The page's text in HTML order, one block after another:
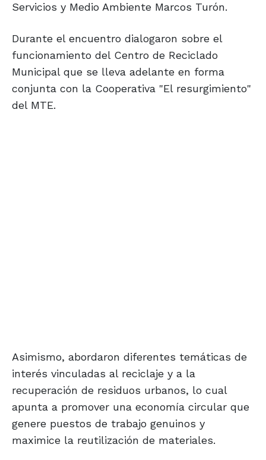
Servicios y Medio Ambiente Marcos Turón.
Durante el encuentro dialogaron sobre el
funcionamiento del Centro de Reciclado
Municipal que se lleva adelante en forma
conjunta con la Cooperativa "El resurgimiento"
del MTE.
Asimismo, abordaron diferentes temáticas de
interés vinculadas al reciclaje y a la
recuperación de residuos urbanos, lo cual
apunta a promover una economía circular que
genere puestos de trabajo genuinos y
maximice la reutilización de materiales.